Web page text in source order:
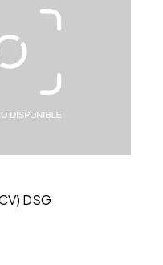
DSG